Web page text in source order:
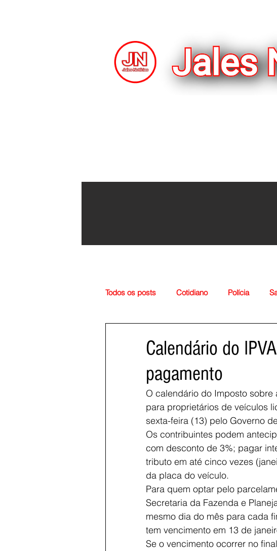
Voltar
Todos os posts Cotidiano Polícia
Calendário do
pagamento
O calendário do Imposto sobre
para proprietários de veículos
sexta-feira (13) pelo Governo
Os contribuintes podem
com desconto de 3%; pagar
tributo em até cinco vezes
da placa do veículo.
Para quem optar pelo
Secretaria da Fazenda e
mesmo dia do mês para cada
tem vencimento em 13 de
Se o vencimento ocorrer no